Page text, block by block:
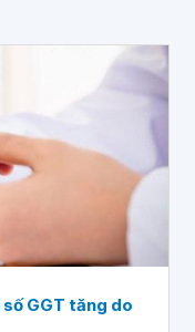
GGT tăng do